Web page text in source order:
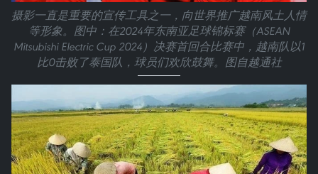
摄影一直是重要的宣传工具之一，向世界推广越南风土人情
等形象。图中：在2024年东南亚足球锦标赛（ASEAN
Mitsubishi Electric Cup 2024）决赛首回合比赛中，越南队以1
比0击败了泰国队，球员们欢欣鼓舞。图自越通社